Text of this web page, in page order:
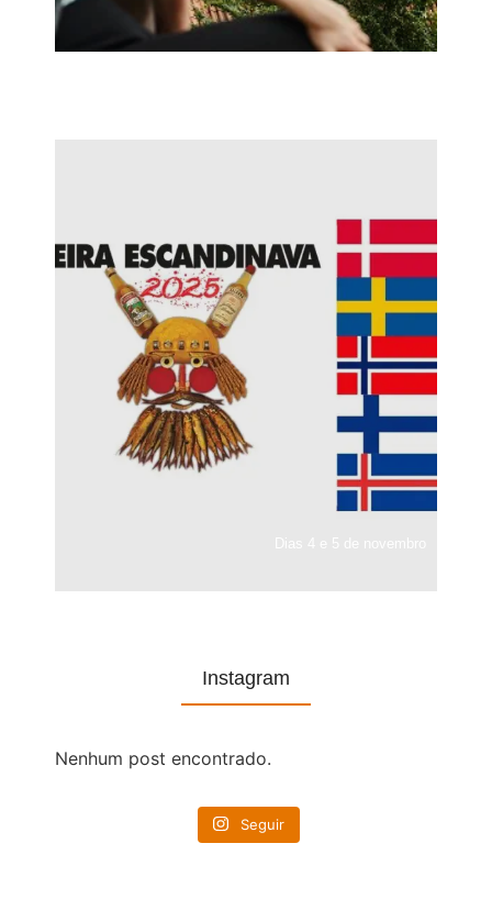
Instagram
Nenhum post encontrado.
Seguir